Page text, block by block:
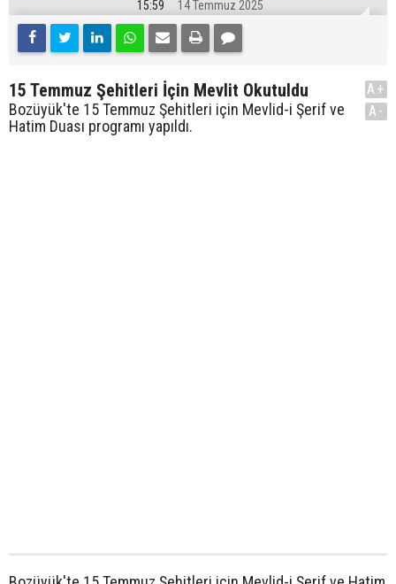
15:59 14 Temmuz 2025
15 Temmuz Şehitleri İçin Mevlit Okutuldu
Bozüyük'te 15 Temmuz Şehitleri için Mevlid-i Şerif ve
Hatim Duası programı yapıldı.
A+
A-